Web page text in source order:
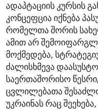
ადაპტაციის კურსის
კონცეფცია იქნება
რომელთა შორის
ამით არ
მოქმედება,
ძალისხმევა
საერთაშორისო
ცვლილებათა
უკრაინას რაც